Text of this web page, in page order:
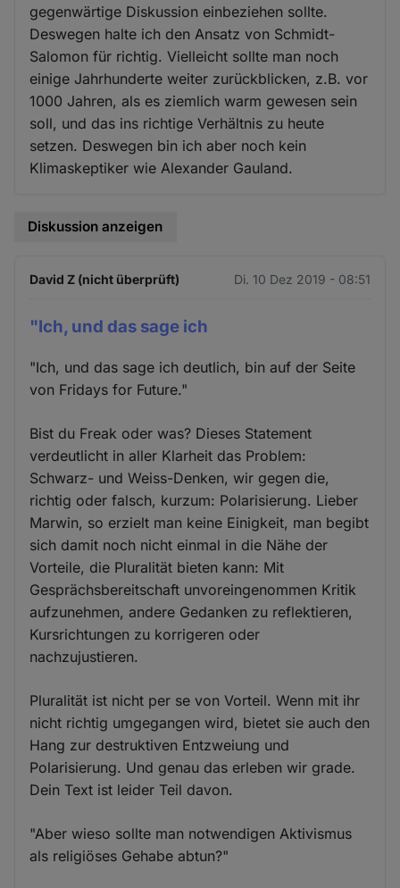
gegenwärtige Diskussion einbeziehen sollte.
Deswegen halte ich den Ansatz von Schmidt-
Salomon für richtig. Vielleicht sollte man noch
einige Jahrhunderte weiter zurückblicken, z.B. vor
1000 Jahren, als es ziemlich warm gewesen sein
soll, und das ins richtige Verhältnis zu heute
setzen. Deswegen bin ich aber noch kein
Klimaskeptiker wie Alexander Gauland.
Diskussion anzeigen
David Z (nicht überprüft) Di. 10 Dez 2019 - 08:51
"Ich, und das sage ich
"Ich, und das sage ich deutlich, bin auf der Seite
von Fridays for Future."
Bist du Freak oder was? Dieses Statement
verdeutlicht in aller Klarheit das Problem:
Schwarz- und Weiss-Denken, wir gegen die,
richtig oder falsch, kurzum: Polarisierung. Lieber
Marwin, so erzielt man keine Einigkeit, man begibt
sich damit noch nicht einmal in die Nähe der
Vorteile, die Pluralität bieten kann: Mit
Gesprächsbereitschaft unvoreingenommen Kritik
aufzunehmen, andere Gedanken zu reflektieren,
Kursrichtungen zu korrigeren oder
nachzujustieren.
Pluralität ist nicht per se von Vorteil. Wenn mit ihr
nicht richtig umgegangen wird, bietet sie auch den
Hang zur destruktiven Entzweiung und
Polarisierung. Und genau das erleben wir grade.
Dein Text ist leider Teil davon.
"Aber wieso sollte man notwendigen Aktivismus
als religiöses Gehabe abtun?"